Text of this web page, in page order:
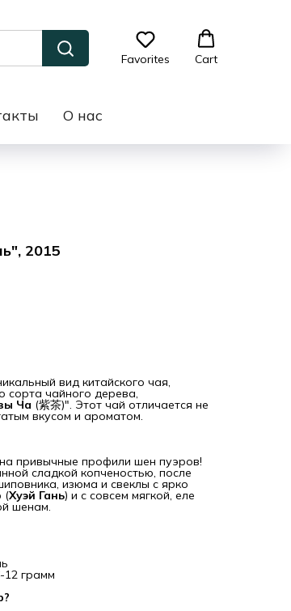
Favorites Cart
О нас
2015
вид китайского чая,
сорта чайного дерева,
Ча (紫茶)". Этот чай отличается не
вкусом и ароматом.
привычные профили шен пуэров!
сладкой копченостью, после
изюма и свеклы с ярко
(Хуэй Гань) и с совсем мягкой, еле
шенам.
12 грамм